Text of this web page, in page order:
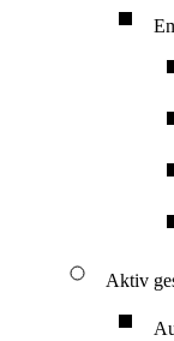
Aktiv